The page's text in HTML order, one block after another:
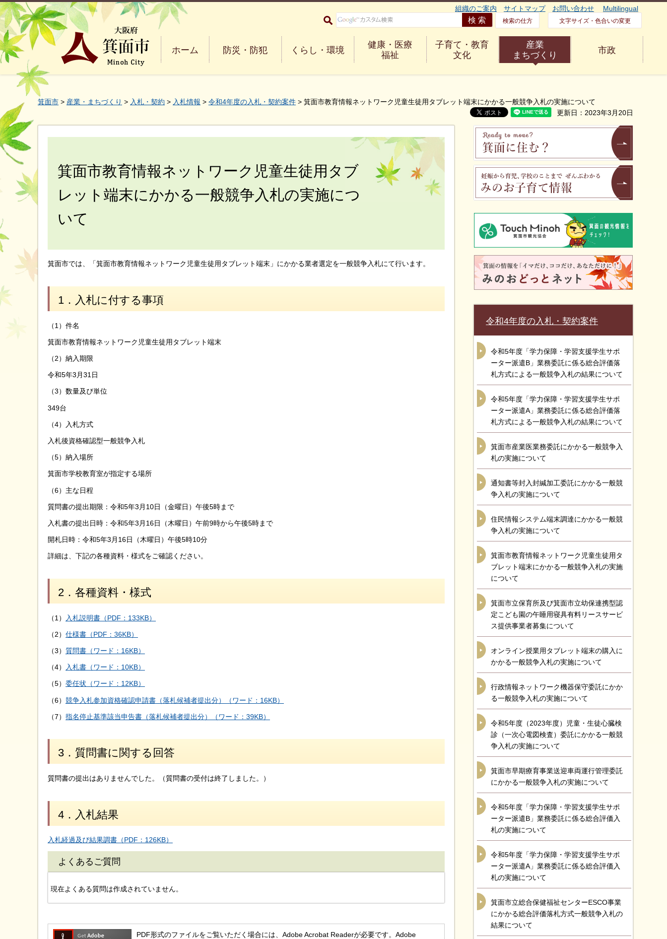
大阪府箕面市 Minoh City
組織のご案内 サイトマップ お問い合わせ Multilingual
検索の仕方 文字サイズ・色合いの変更
ホーム 防災・防犯 くらし・環境
健康・医療
福祉
子育て・教育
文化
産業
まちづくり
市政
箕面市 > 産業・まちづくり > 入札・契約 > 入札情報 > 令和4年度の入札・契約案件 > 箕面市教育情報ネットワーク児童生徒用タブレット端末にかかる一般競争入札の実施について
更新日：2023年3月20日
箕面市教育情報ネットワーク児童生徒用タブ
レット端末にかかる一般競争入札の実施につ
いて
箕面市では、「箕面市教育情報ネットワーク児童生徒用タブレット端末」にかかる業者選定を一般競争入札にて行います。
1．入札に付する事項
（1）件名
箕面市教育情報ネットワーク児童生徒用タブレット端末
（2）納入期限
令和5年3月31日
（3）数量及び単位
349台
（4）入札方式
入札後資格確認型一般競争入札
（5）納入場所
箕面市学校教育室が指定する場所
（6）主な日程
質問書の提出期限：令和5年3月10日（金曜日）午後5時まで
入札書の提出日時：令和5年3月16日（木曜日）午前9時から午後5時まで
開札日時：令和5年3月16日（木曜日）午後5時10分
詳細は、下記の各種資料・様式をご確認ください。
2．各種資料・様式
（1） 入札説明書（PDF：133KB）
（2） 仕様書（PDF：36KB）
（3） 質問書（ワード：16KB）
（4） 入札書（ワード：10KB）
（5） 委任状（ワード：12KB）
（6） 競争入札参加資格確認申請書（落札候補者提出分）（ワード：16KB）
（7） 指名停止基準該当申告書（落札候補者提出分）（ワード：39KB）
3．質問書に関する回答
質問書の提出はありませんでした。（質問書の受付は終了しました。）
4．入札結果
入札経過及び結果調書（PDF：126KB）
よくあるご質問
現在よくある質問は作成されていません。
PDF形式のファイルをご覧いただく場合には、Adobe Acrobat Readerが必要です。Adobe
令和4年度の入札・契約案件
令和5年度「学力保障・学習支援学生サポ
ーター派遣B」業務委託に係る総合評価落
札方式による一般競争入札の結果について
令和5年度「学力保障・学習支援学生サポ
ーター派遣A」業務委託に係る総合評価落
札方式による一般競争入札の結果について
箕面市産業医業務委託にかかる一般競争入
札の実施について
通知書等封入封緘加工委託にかかる一般競
争入札の実施について
住民情報システム端末調達にかかる一般競
争入札の実施について
箕面市教育情報ネットワーク児童生徒用タ
ブレット端末にかかる一般競争入札の実施
について
箕面市立保育所及び箕面市立幼保連携型認
定こども園の午睡用寝具有料リースサービ
ス提供事業者募集について
オンライン授業用タブレット端末の購入に
かかる一般競争入札の実施について
行政情報ネットワーク機器保守委託にかか
る一般競争入札の実施について
令和5年度（2023年度）児童・生徒心臓検
診（一次心電図検査）委託にかかる一般競
争入札の実施について
箕面市早期療育事業送迎車両運行管理委託
にかかる一般競争入札の実施について
令和5年度「学力保障・学習支援学生サポ
ーター派遣B」業務委託に係る総合評価入
札の実施について
令和5年度「学力保障・学習支援学生サポ
ーター派遣A」業務委託に係る総合評価入
札の実施について
箕面市立総合保健福祉センターESCO事業
にかかる総合評価落札方式一般競争入札の
結果について